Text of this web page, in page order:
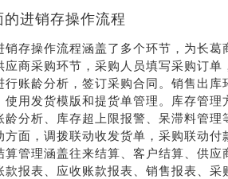
在线沟
通
的进销存操作流程
销存操作流程涵盖了多个环节，为长
应商采购环节，采购人员填写采购订
行账龄分析，签订采购合同。销售出
使用发货模版和提货单管理。库存管
龄分析、库存超上限报警、呆滞料管
方面，调拨联动收发货单，采购联动
算管理涵盖往来结算、客户结算、供
款报表、应收账款报表、销售报表、